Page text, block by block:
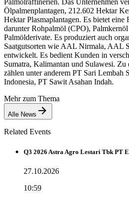
Ölpalmenplantagen, 212.602 Hektar
Hektar Plasmaplantagen. Es bietet eine
darunter Rohpalmöl (CPO),
Palmölderivate. Es produziert auch
Saatgutsorten wie AAL Nirmala, AAL
entwickelt. Es bedient Kunden in
Sumatra, Kalimantan und Sulawesi. Zu
zählen unter anderem PT Sari Lembah
Indonesia, PT Sawit Asahan Indah.
Mehr zum Thema
Alle News
Related Events
Q3 2026 Astra Agro Lestari Tbk PT
27.10.2026
10:59